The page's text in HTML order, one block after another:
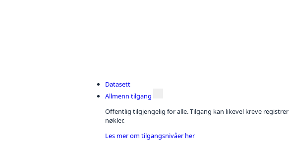
Datasett
Allmenn tilgang
Offentlig tilgjengelig for alle. Tilgang kan likevel kreve
nøkler.
Les mer om tilgangsnivåer her